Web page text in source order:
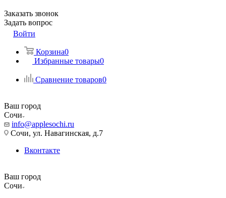
Заказать звонок
Задать вопрос
Войти
Корзина0
Избранные товары0
Сравнение товаров0
Ваш город
Сочи
info@applesochi.ru
Сочи, ул. Навагинская, д.7
Вконтакте
Ваш город
Сочи